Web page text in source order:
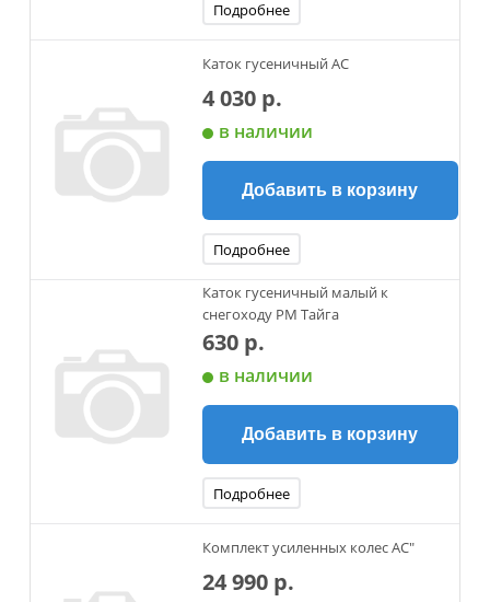
Подробнее
Каток гусеничный АС
4 030 р.
в наличии
Добавить в корзину
Подробнее
Каток гусеничный малый к
снегоходу РМ Тайга
630 р.
в наличии
Добавить в корзину
Подробнее
Комплект усиленных колес AC"
24 990 р.